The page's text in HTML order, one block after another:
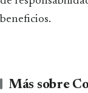
beneficios.
Más sobre